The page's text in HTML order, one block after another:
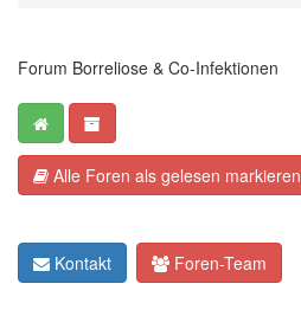
Forum Borreliose & Co-Infektionen
Alle Foren als gelesen markieren
Kontakt Foren-Team